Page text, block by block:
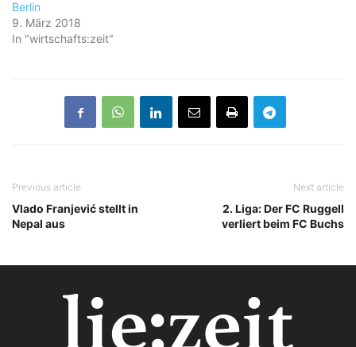
Berlin
9. März 2018
In "wirtschafts:zeit"
Previous article
Vlado Franjević stellt in
Nepal aus
Next article
2. Liga: Der FC Ruggell
verliert beim FC Buchs